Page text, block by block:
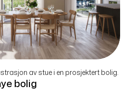
av stue i en prosjektert bolig.
bolig